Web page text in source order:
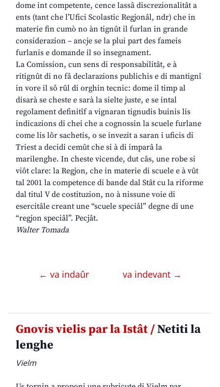
dome int competente, cence lassâ discrezionalitât a
ents (tant che l’Ufici Scolastic Regjonâl, ndr) che in
materie fin cumò no àn tignût il furlan in grande
considerazion – ancje se la plui part des fameis
furlanis e domande il so insegnament.
La Comission, cun sens di responsabilitât, e à
ritignût di no fâ declarazions publichis e di mantignî
in vore il sô rûl di orghin tecnic: dome il timp al
disarà se cheste e sarà la sielte juste, e se intal
regolament definitîf a vignaran tignudis buinis lis
indicazions di chei che a cognossin la scuele furlane
come lis lôr sachetis, o se invezit a saran i uficis di
Triest a decidi cemût che si à di imparâ la
marilenghe. In cheste vicende, dut câs, une robe si
viôt clare: la Regjon, che in materie di scuele e à vût
tal 2001 la competence di bande dal Stât cu la riforme
dal titul V de costituzion, no à nissune voie di
esercitâle creant une “scuele speciâl” degne di une
“regjon speciâl”. Pecjât.
Walter Tomada
← va indaûr va indevant →
Gnovis vielis par la Istât /Netiti la
lenghe
Vielm